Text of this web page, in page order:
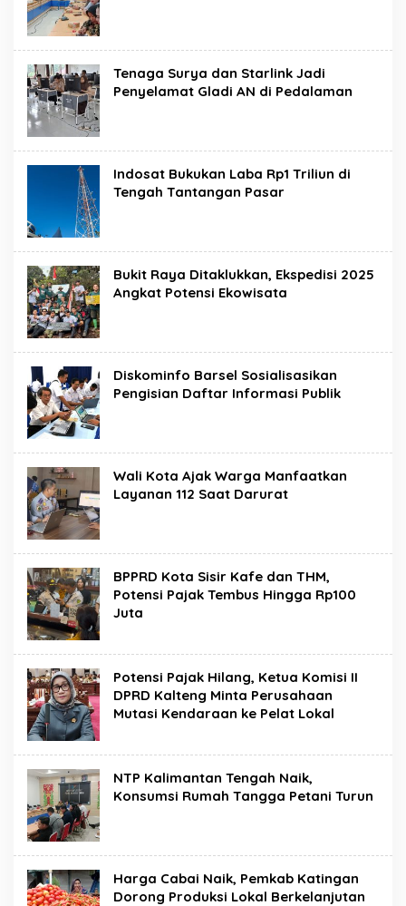
Tenaga Surya dan Starlink Jadi
Penyelamat Gladi AN di Pedalaman
Indosat Bukukan Laba Rp1 Triliun di
Tengah Tantangan Pasar
Bukit Raya Ditaklukkan, Ekspedisi 2025
Angkat Potensi Ekowisata
Diskominfo Barsel Sosialisasikan
Pengisian Daftar Informasi Publik
Wali Kota Ajak Warga Manfaatkan
Layanan 112 Saat Darurat
BPPRD Kota Sisir Kafe dan THM,
Potensi Pajak Tembus Hingga Rp100
Juta
Potensi Pajak Hilang, Ketua Komisi II
DPRD Kalteng Minta Perusahaan
Mutasi Kendaraan ke Pelat Lokal
NTP Kalimantan Tengah Naik,
Konsumsi Rumah Tangga Petani Turun
Harga Cabai Naik, Pemkab Katingan
Dorong Produksi Lokal Berkelanjutan